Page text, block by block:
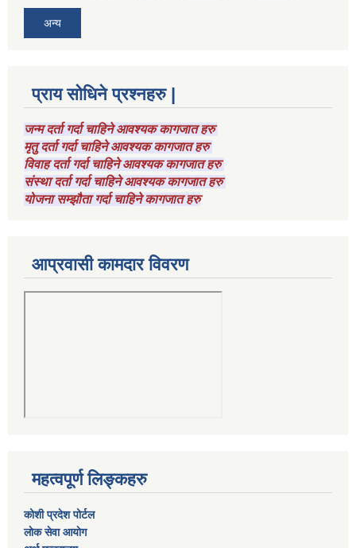
अन्य
प्राय सोधिने प्रश्नहरु |
जन्म दर्ता गर्दा चाहिने आवश्यक कागजात हरु
मृतु दर्ता गर्दा चाहिने आवश्यक कागजात हरु
विवाह दर्ता गर्दा चाहिने आवश्यक कागजात हरु
संस्था दर्ता गर्दा चाहिने आवश्यक कागजात हरु
योजना सम्झौता गर्दा चाहिने कागजात हरु
आप्रवासी कामदार विवरण
महत्वपूर्ण लिङ्कहरु
कोशी प्रदेश पोर्टल
लाेक सेवा आयाेग